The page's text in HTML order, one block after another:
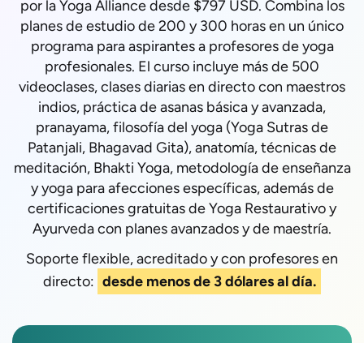
por la Yoga Alliance desde $797 USD. Combina los
planes de estudio de 200 y 300 horas en un único
programa para aspirantes a profesores de yoga
profesionales. El curso incluye más de 500
videoclases, clases diarias en directo con maestros
indios, práctica de asanas básica y avanzada,
pranayama, filosofía del yoga (Yoga Sutras de
Patanjali, Bhagavad Gita), anatomía, técnicas de
meditación, Bhakti Yoga, metodología de enseñanza
y yoga para afecciones específicas, además de
certificaciones gratuitas de Yoga Restaurativo y
Ayurveda con planes avanzados y de maestría.
Soporte flexible, acreditado y con profesores en
directo: desde menos de 3 dólares al día.